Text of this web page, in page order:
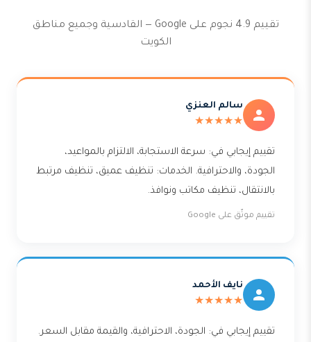
تقييم 4.9 نجوم على Google — القادسية وجميع مناطق
الكويت
سالم العنزي
★★★★★
تقييم إيجابي في: سرعة الاستجابة، الالتزام بالمواعيد،
الجودة، والاحترافية. الخدمات: تنظيف عميق، تنظيف مرتبط
بالانتقال، تنظيف مكاتب ونوافذ.
تقييم موثّق على Google
نايف الأحمد
★★★★★
تقييم إيجابي في: الجودة، الاحترافية، والقيمة مقابل السعر.